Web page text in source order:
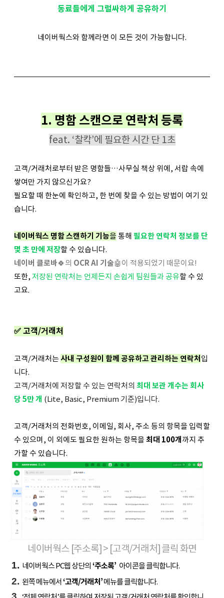
동료들에게 그럴싸하게 공유하기
네이버웍스와 함께라면 이 모든 것이 가능합니다.
1. 명함 스캔으로 연락처 등록
feat. ‘찰칵’에 필요한 시간 단 1초
고객/거래처로부터 받은 명함들…사무실 책상 위에, 서랍 속에
쌓여만 가지 않으신가요?
필요할 때 한눈에 확인하고, 한 번에 찾을 수 있는 방법이 여기 있
습니다.
네이버웍스 명함 스캔하기 기능을 통해 필요한 연락처 정보를 단
몇 초 만에 저장할 수 있습니다.
네이버 클로바🍀의 OCR AI 기술🤖이 적용되었기 때문이요!
또한, 저장된 연락처는 언제든지 손쉽게 팀원들과 공유할 수 있
고요.
✅ 고객/거래처
고객/거래처는 사내 구성원이 함께 공유하고 관리하는 연락처입
니다.
고객/거래처에 저장할 수 있는 연락처의 최대 보관 개수는 회사
당 5만 개 (Lite, Basic, Premium 기준)입니다.
고객/거래처의 전화번호, 이메일, 회사, 주소 등의 항목을 입력할
수 있으며, 이 외에도 필요한 원하는 항목을 최대 100개까지 추
가할 수 있습니다.
네이버웍스 [주소록] > [고객/거래처] 클릭 화면
네이버웍스 PC웹 상단의 ‘주소록’ 아이콘을 클릭합니다.
왼쪽 메뉴에서 ‘고객/거래처’메뉴를 클릭합니다.